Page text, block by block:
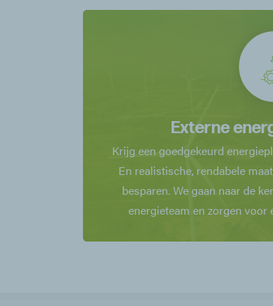
Externe
Krijg een goedgekeurd
En realistische, rendabele
besparen. We gaan naar de
energieteam en zorgen voor